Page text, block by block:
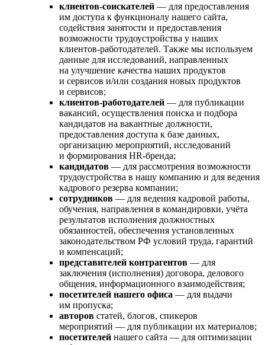
клиентов-соискателей — для предоставления
им доступа к функционалу нашего сайта,
содействия занятости и предоставления
возможности трудоустройства у наших
клиентов-работодателей. Также мы используем
данные для исследований, направленных
на улучшение качества наших продуктов
и сервисов и/или создания новых продуктов
и сервисов;
клиентов-работодателей — для публикации
вакансий, осуществления поиска и подбора
кандидатов на вакантные должности,
предоставления доступа к базе данных,
организацию мероприятий, исследований
и формирования HR-бренда;
кандидатов — для рассмотрения возможности
трудоустройства в нашу компанию и для ведения
кадрового резерва компании;
сотрудников — для ведения кадровой работы,
обучения, направления в командировки, учёта
результатов исполнения должностных
обязанностей, обеспечения установленных
законодательством РФ условий труда, гарантий
и компенсаций;
представителей контрагентов — для
заключения (исполнения) договора, делового
общения, информационного взаимодействия;
посетителей нашего офиса — для выдачи
им пропуска;
авторов статей, блогов, спикеров
мероприятий — для публикации их материалов;
посетителей нашего сайта — для оптимизации